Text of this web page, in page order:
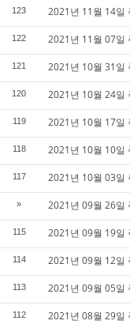
123 2021년 11월 14일
122 2021년 11월 07일
121 2021년 10월 31일
120 2021년 10월 24일
119 2021년 10월 17일
118 2021년 10월 10일
117 2021년 10월 03일
» 2021년 09월 26일
115 2021년 09월 19일
114 2021년 09월 12일
113 2021년 09월 05일
112 2021년 08월 29일